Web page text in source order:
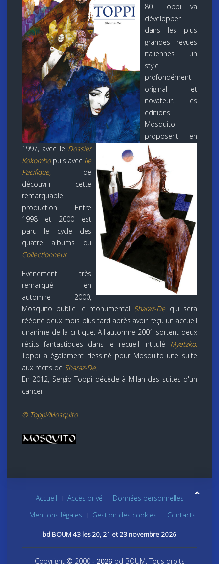
80, Toppi va
développer
dans les plus
grandes revues
italiennes un
style
profondément
original et
novateur. Les
éditions
Mosquito
proposent en
1997, avec le Dossier
Kokombo puis avec Ile
Pacifique, de
découvrir cette
remarquable
production. Entre
1998 et 2000 est
paru le cycle des
quatre albums du
Collectionneur.
Evénement très
remarqué en
automne 2000,
Mosquito publie le monumental Sharaz-De qui sera
réédité deux mois plus tard après avoir reçu un accueil
unanime de la critique. A l'automne 2001 sortent deux
récits fantastiques dans le recueil intitulé Myetzko.
Toppi a également dessiné pour Mosquito une suite
aux récits de Sharaz-De.
En 2012, Sergio Toppi décède à Milan des suites d'un
cancer.
© Toppi/Mosquito
Accueil Accès privé
Données personnelles
Mentions légales
Gestion des cookies Contacts
bd BOUM 43 les 20, 21 et 23 novembre 2026
Copyright © 2000- 2026 bd BOUM. Tous droits